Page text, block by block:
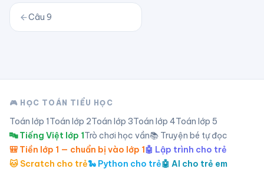
Câu 9
🎮 HỌC TOÁN TIỂU HỌC
Toán lớp 1Toán lớp 2Toán lớp 3Toán lớp 4Toán lớp 5
🔤 Tiếng Việt lớp 1Trò chơi học vần📚 Truyện bé tự đọc
🎒 Tiền lớp 1 — chuẩn bị vào lớp 1🤖 Lập trình cho trẻ
🐱 Scratch cho trẻ🐍 Python cho trẻ🤖 AI cho trẻ em